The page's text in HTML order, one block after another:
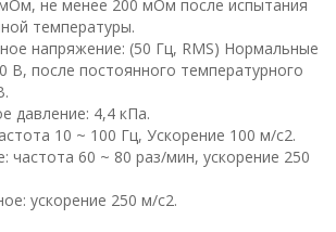
не менее 200 мОм после испытания
температуры.
напряжение: (50 Гц, RMS) Нормальные
В, после постоянного температурного
давление: 4,4 кПа.
10 ~ 100 Гц, Ускорение 100 м/с2.
частота 60 ~ 80 раз/мин, ускорение 250
ускорение 250 м/с2.